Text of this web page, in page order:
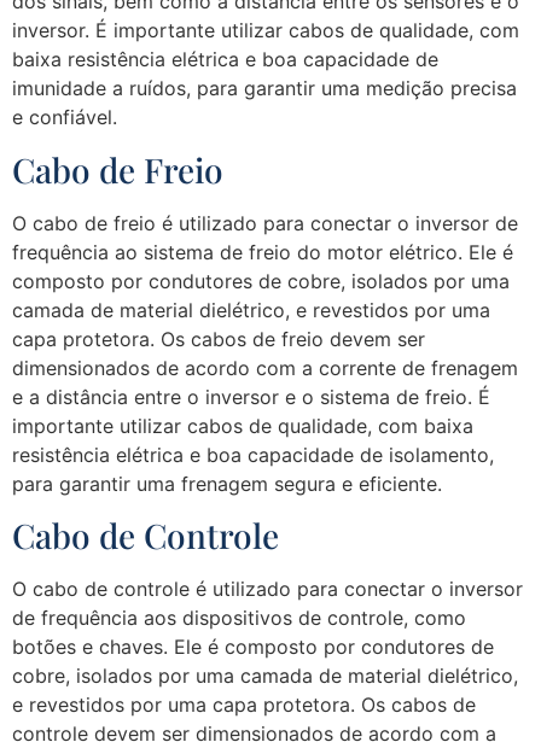
inversor. É importante utilizar cabos de qualidade, com
baixa resistência elétrica e boa capacidade de
imunidade a ruídos, para garantir uma medição precisa
e confiável.
Cabo de Freio
O cabo de freio é utilizado para conectar o inversor de
frequência ao sistema de freio do motor elétrico. Ele é
composto por condutores de cobre, isolados por uma
camada de material dielétrico, e revestidos por uma
capa protetora. Os cabos de freio devem ser
dimensionados de acordo com a corrente de frenagem
e a distância entre o inversor e o sistema de freio. É
importante utilizar cabos de qualidade, com baixa
resistência elétrica e boa capacidade de isolamento,
para garantir uma frenagem segura e eficiente.
Cabo de Controle
O cabo de controle é utilizado para conectar o inversor
de frequência aos dispositivos de controle, como
botões e chaves. Ele é composto por condutores de
cobre, isolados por uma camada de material dielétrico,
e revestidos por uma capa protetora. Os cabos de
controle devem ser dimensionados de acordo com a